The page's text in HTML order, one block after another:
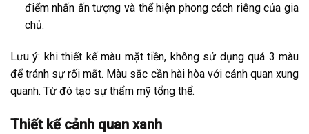
điểm nhấn ấn tượng và thể hiện phong cách riêng của gia
chủ.
Lưu ý: khi thiết kế màu mặt tiền, không sử dụng quá 3 màu
để tránh sự rối mắt. Màu sắc cần hài hòa với cảnh quan xung
quanh. Từ đó tạo sự thẩm mỹ tổng thể.
Thiết kế cảnh quan xanh